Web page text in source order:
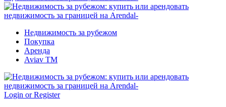
Недвижимость за рубежом
Покупка
Аренда
Aviav TM
Login or Register